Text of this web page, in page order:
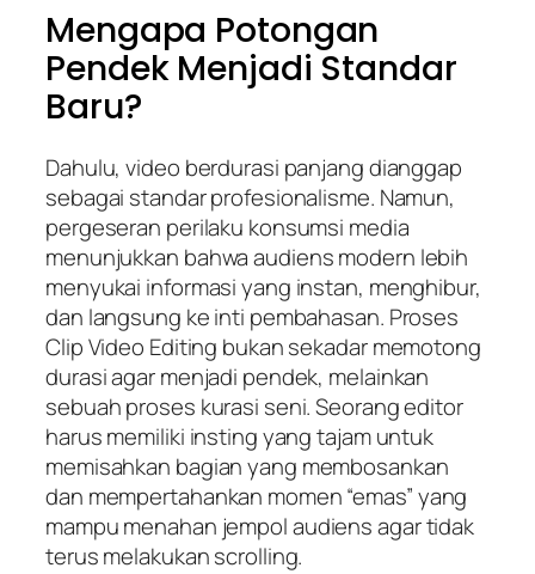
Mengapa Potongan
Pendek Menjadi Standar
Baru?
Dahulu, video berdurasi panjang dianggap
sebagai standar profesionalisme. Namun,
pergeseran perilaku konsumsi media
menunjukkan bahwa audiens modern lebih
menyukai informasi yang instan, menghibur,
dan langsung ke inti pembahasan. Proses
Clip Video Editing bukan sekadar memotong
durasi agar menjadi pendek, melainkan
sebuah proses kurasi seni. Seorang editor
harus memiliki insting yang tajam untuk
memisahkan bagian yang membosankan
dan mempertahankan momen “emas” yang
mampu menahan jempol audiens agar tidak
terus melakukan scrolling.